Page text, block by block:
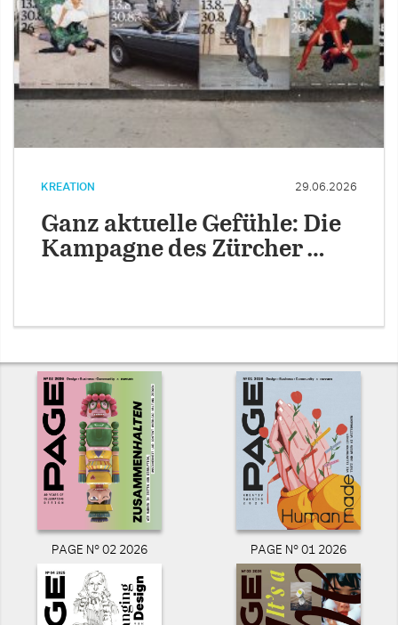
KREATION 29.06.2026
Ganz aktuelle Gefühle: Die
Kampagne des Zürcher …
PAGE N° 02 2026 PAGE N° 01 2026